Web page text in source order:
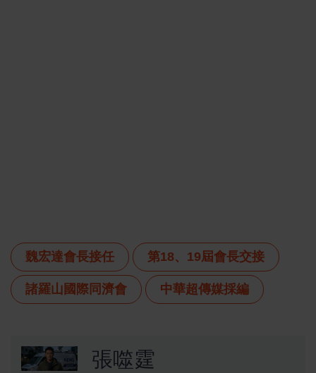
魏宏達會長接任 第18、19屆會長交接
諸羅山國際同濟會 中華超傳媒採編
張噬霆